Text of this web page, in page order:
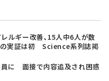
ルギー改善、15人中6人が数
実証は初 Science系列誌掲
員に 面接で内容追及され困惑